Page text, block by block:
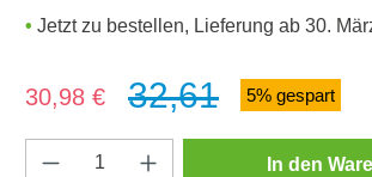
Jetzt zu bestellen, Lieferung ab 30.
Verkaufspreis:
30,98 € 32,61 5% gespart
Produkt Anzahl: Gib den
In den